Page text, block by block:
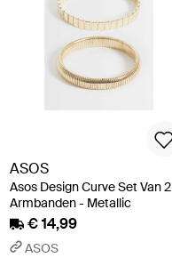
ASOS
Asos Design Curve Set Van 2
Armbanden - Metallic
€ 14,99
ASOS